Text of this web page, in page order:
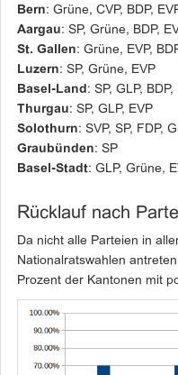
Bern: Grüne, CVP, BDP,
Aargau: SP, Grüne, BDP,
St. Gallen: Grüne, EVP,
Luzern: SP, Grüne, EVP
Basel-Land : SP, GLP, BDP,
Thurgau: SP, GLP, EVP
Solothurn: SVP, SP, FDP,
Graubünden: SP
Basel-Stadt: GLP, Grüne,
Rücklauf nach
Da nicht alle Parteien in
Nationalratswahlen
Prozent der Kantonen mit